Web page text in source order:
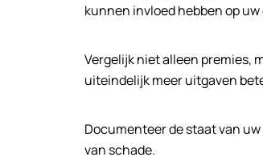
kunnen invloed hebben op uw
Vergelijk niet alleen premies,
uiteindelijk meer uitgaven
Documenteer de staat van
van schade.